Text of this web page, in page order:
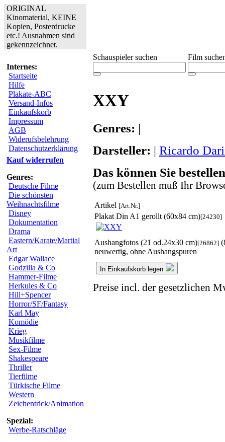
ORIGINAL
Kinomaterial, KEINE
Kopien, Posterdrucke
etc.! Ausnahmen sind
gekennzeichnet.
Internes:
Startseite
Hilfe
Plakate-ABC
Versand-Infos
Einkaufskorb
Impressum
AGB
Widerufsbelehrung
Datenschutzerklärung
Kauf widerrufen
Genres:
Deutsche Filme
Die schönsten
Weihnachtsfilme
Disney
Dokumentation
Drama
Eastern/Karate/Martial
Art
Edgar Wallace
Godzilla & Co
Hammer-Filme
Herkules & Co
Hill+Spencer
Horror/SF/Fantasy
Karl May
Komödie
Krieg
Musikfilme
Sex-Filme
Shakespeare
Thriller
Tierfilme
Türkische Filme
Western
Zeichentrick/Animation
Spezial:
Werbe-Ratschläge
Schauspieler suchen Film
XXY
Genres: |
Darsteller: | Ricardo
Das können Sie
(zum Bestellen muß Ihr
Artikel [Art.Nr.]
Plakat Din A1 gerollt (60x84 cm)[24230]
Aushangfotos (21 od.24x30 cm)[26862]
neuwertig, ohne Aushangspuren
In Einkaufskorb legen
Preise incl. der gesetzlichen